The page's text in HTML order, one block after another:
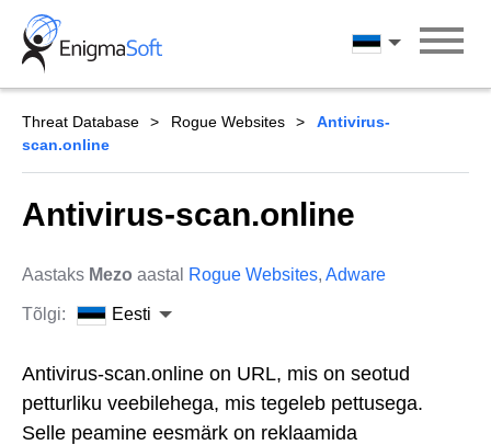
Skip
content
Eesti
Threat Database Rogue Websites
Antivirus-
scan.online
Antivirus-scan.online
Aastaks Mezo aastal Rogue Websites, Adware
Tõlgi: Eesti
Antivirus-scan.online on URL, mis on seotud
petturliku veebilehega, mis tegeleb pettusega.
Selle peamine eesmärk on reklaamida